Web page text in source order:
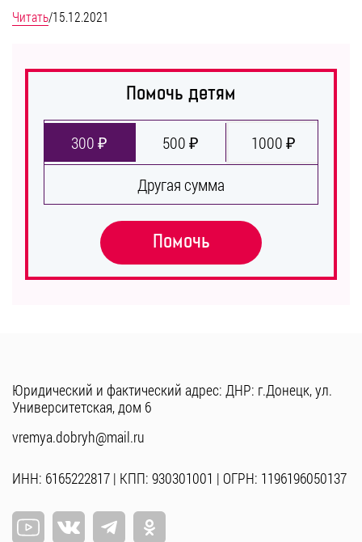
Читать/15.12.2021
Помочь детям
300 ₽ 500 ₽
1000 ₽
Другая сумма
Помочь
Юридический и фактический адрес: ДНР: г.Донецк, ул.
Университетская, дом 6
vremya.dobryh@mail.ru
ИНН: 6165222817 | КПП: 930301001 | ОГРН: 1196196050137